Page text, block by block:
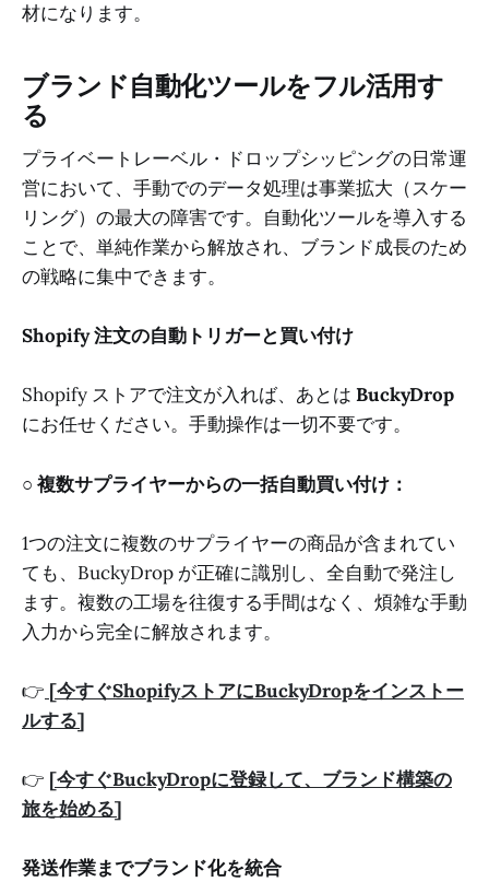
材になります。
ブランド自動化ツールをフル活用す
る
プライベートレーベル・ドロップシッピングの日常運
営において、手動でのデータ処理は事業拡大（スケー
リング）の最大の障害です。自動化ツールを導入する
ことで、単純作業から解放され、ブランド成長のため
の戦略に集中できます。
Shopify 注文の自動トリガーと買い付け
Shopify ストアで注文が入れば、あとは BuckyDrop
にお任せください。手動操作は一切不要です。
○ 複数サプライヤーからの一括自動買い付け：
1つの注文に複数のサプライヤーの商品が含まれてい
ても、BuckyDrop が正確に識別し、全自動で発注し
ます。複数の工場を往復する手間はなく、煩雑な手動
入力から完全に解放されます。
👉 [今すぐShopifyストアにBuckyDropをインストー
ルする]
👉 [今すぐBuckyDropに登録して、ブランド構築の
旅を始める]
発送作業までブランド化を統合